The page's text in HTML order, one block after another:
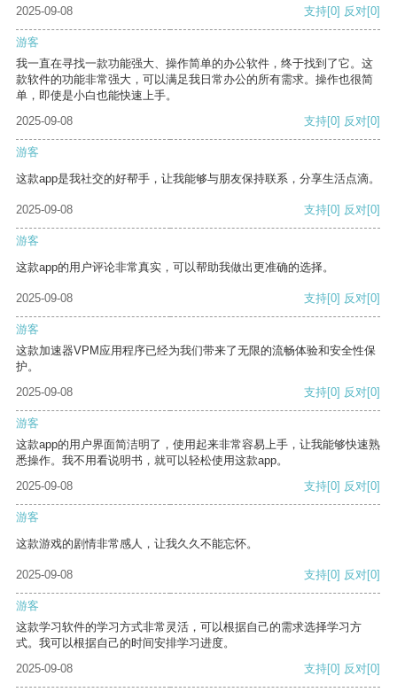
2025-09-08
支持[0] 反对[0]
游客
我一直在寻找一款功能强大、操作简单的办公软件，终于找到了它。这
款软件的功能非常强大，可以满足我日常办公的所有需求。操作也很简
单，即使是小白也能快速上手。
2025-09-08
支持[0] 反对[0]
游客
这款app是我社交的好帮手，让我能够与朋友保持联系，分享生活点滴。
2025-09-08 支持[0] 反对[0]
游客
这款app的用户评论非常真实，可以帮助我做出更准确的选择。
2025-09-08 支持[0] 反对[0]
游客
这款加速器VPM应用程序已经为我们带来了无限的流畅体验和安全性保
护。
2025-09-08
支持[0] 反对[0]
游客
这款app的用户界面简洁明了，使用起来非常容易上手，让我能够快速熟
悉操作。我不用看说明书，就可以轻松使用这款app。
2025-09-08
支持[0] 反对[0]
游客
这款游戏的剧情非常感人，让我久久不能忘怀。
2025-09-08 支持[0] 反对[0]
游客
这款学习软件的学习方式非常灵活，可以根据自己的需求选择学习方
式。我可以根据自己的时间安排学习进度。
2025-09-08
支持[0] 反对[0]